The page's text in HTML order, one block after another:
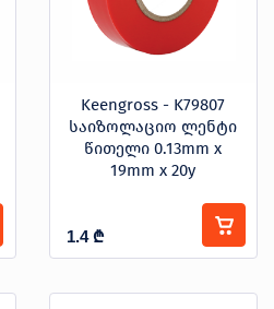
Keengross - K79807
საიზოლაციო ლენტი
წითელი 0.13mm x
19mm x 20y
1.4 ₾